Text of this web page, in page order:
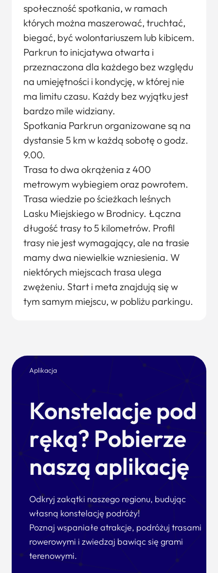
społeczność spotkania, w ramach
których można maszerować, truchtać,
biegać, być wolontariuszem lub kibicem.
Parkrun to inicjatywa otwarta i
przeznaczona dla każdego bez względu
na umiejętności i kondycję, w której nie
ma limitu czasu. Każdy bez wyjątku jest
bardzo mile widziany.
Spotkania Parkrun organizowane są na
dystansie 5 km w każdą sobotę o godz.
9.00.
Trasa to dwa okrążenia z 400
metrowym wybiegiem oraz powrotem.
Trasa wiedzie po ścieżkach leśnych
Lasku Miejskiego w Brodnicy. Łączna
długość trasy to 5 kilometrów. Profil
trasy nie jest wymagający, ale na trasie
mamy dwa niewielkie wzniesienia. W
niektórych miejscach trasa ulega
zwężeniu. Start i meta znajdują się w
tym samym miejscu, w pobliżu parkingu.
Aplikacja
Konstelacje pod
ręką? Pobierze
naszą aplikację
Odkryj zakątki naszego regionu, budując
własną konstelację podróży!
Poznaj wspaniałe atrakcje, podróżuj trasami
rowerowymi i zwiedzaj bawiąc się grami
terenowymi.